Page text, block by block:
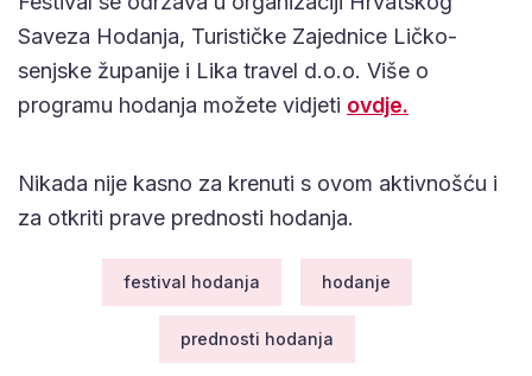
Saveza Hodanja, Turističke Zajednice Ličko-
senjske županije i Lika travel d.o.o. Više o
programu hodanja možete vidjeti ovdje.
Nikada nije kasno za krenuti s ovom aktivnošću i
za otkriti prave prednosti hodanja.
festival hodanja hodanje
prednosti hodanja